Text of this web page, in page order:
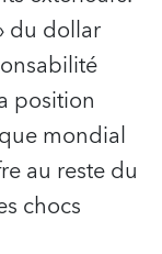
du dollar
position
mondial
au reste du
chocs